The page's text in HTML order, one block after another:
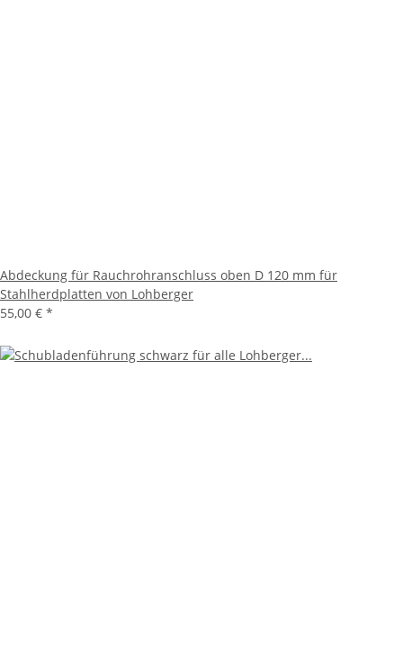
Abdeckung für Rauchrohranschluss oben D 120 mm für
Stahlherdplatten von Lohberger
55,00 € *